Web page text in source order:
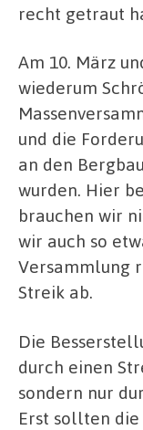
recht getraut
Am 10. März
wiederum
und die
an den
wurden. Hier
brauchen wir
wir auch so
Versammlung
Streik ab.
Die
durch einen
sondern nur
Erst sollten